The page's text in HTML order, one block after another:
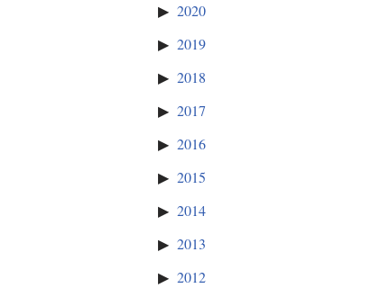
2020
2019
2018
2017
2016
2015
2014
2013
2012